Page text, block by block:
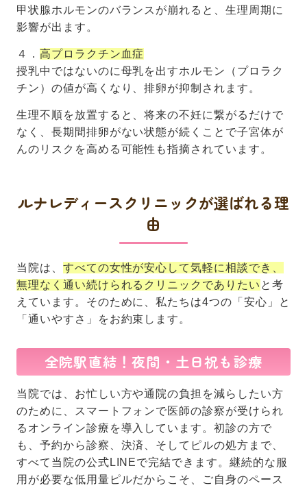
甲状腺ホルモンのバランスが崩れると、生理周期に
影響が出ます。
４． 高プロラクチン血症
授乳中ではないのに母乳を出すホルモン（プロラク
チン）の値が高くなり、排卵が抑制されます。
生理不順を放置すると、将来の不妊に繋がるだけで
なく、長期間排卵がない状態が続くことで子宮体が
んのリスクを高める可能性も指摘されています。
ルナレディースクリニックが選ばれる理
由
当院は、 すべての女性が安心して気軽に相談でき、
無理なく通い続けられるクリニックでありたい と考
えています。そのために、私たちは4つの「安心」と
「通いやすさ」をお約束します。
全院駅直結！夜間・土日祝も診療
当院では、お忙しい方や通院の負担を減らしたい方
のために、スマートフォンで医師の診察が受けられ
るオンライン診療を導入しています。初診の方で
も、予約から診察、決済、そしてピルの処方まで、
すべて当院の公式LINEで完結できます。継続的な服
用が必要な低用量ピルだからこそ、ご自身のペース